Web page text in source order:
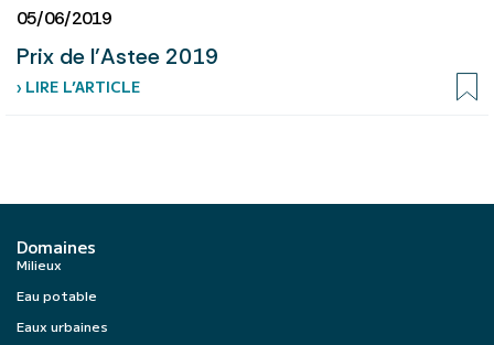
05/06/2019
Prix de l’Astee 2019
› LIRE L’ARTICLE
Domaines
Milieux
Eau potable
Eaux urbaines